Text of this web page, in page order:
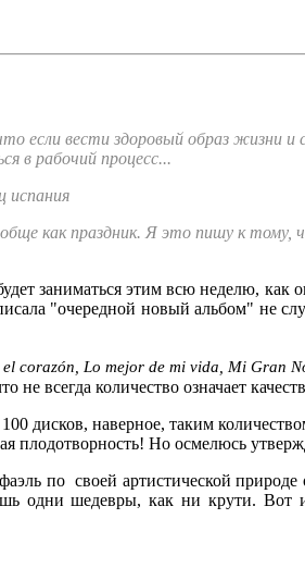
вести здоровый образ жизни и
в рабочий процесс...
как праздник. Я это пишу к тому,
заниматься этим всю неделю, как
"очередной новый альбом" не
el corazón, Lo mejor de mi vida, Mi Gran
всегда количество означает
дисков, наверное, таким
плодотворность! Но осмелюсь
по своей артистической
одни шедевры, как ни крути. Вот